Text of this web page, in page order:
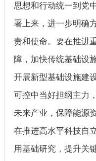
思想和行动统一到党
署上来，进一步明确
责和使命。要在推进
障，加快传统基础设
开展新型基础设施建
可控中当好担纲主力
未来产业，保障能源
在推进高水平科技自
用基础研究，提升关